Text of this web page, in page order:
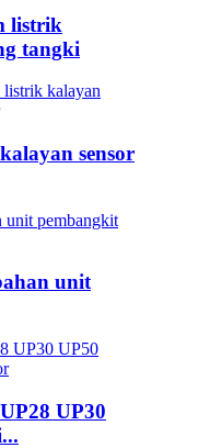
listrik
tangki
sensor
unit
UP30